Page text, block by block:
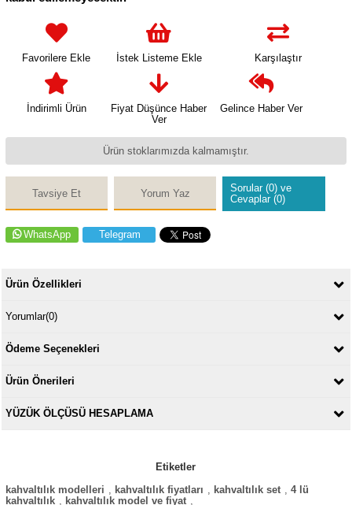
Favorilere Ekle İstek Listeme Ekle Karşılaştır
İndirimli Ürün
Fiyat Düşünce Haber
Ver
Gelince Haber Ver
Ürün stoklarımızda kalmamıştır.
Tavsiye Et Yorum Yaz
Sorular (0) ve
Cevaplar (0)
WhatsApp Telegram
Ürün Özellikleri
Yorumlar(0)
Ödeme Seçenekleri
Ürün Önerileri
YÜZÜK ÖLÇÜSÜ HESAPLAMA
Etiketler
kahvaltılık modelleri
kahvaltılık fiyatları kahvaltılık set
4 lü
kahvaltılık
kahvaltılık model ve fiyat